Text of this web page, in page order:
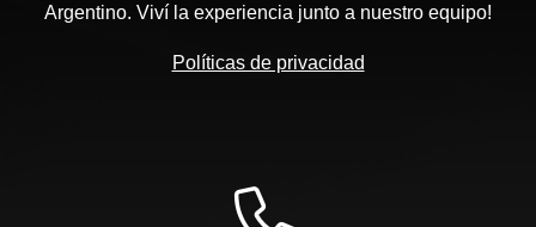
Argentino. Viví la experiencia junto a nuestro equipo!
Políticas de privacidad